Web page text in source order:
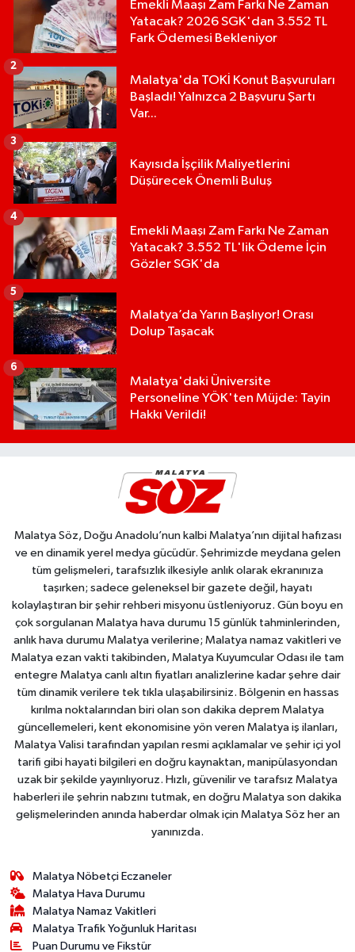
Emekli Maaşı Zam Farkı Ne Zaman
Yatacak? 2026 SGK'dan 3.552 TL
Fark Ödemesi Bekleniyor
Malatya'da TOKİ Konut Başvuruları
Başladı! Yalnızca 2 Başvuru Şartı
Var...
2
Kayısıda İşçilik Maliyetlerini
Düşürecek Önemli Buluş
3
Emekli Maaşı Zam Farkı Ne Zaman
Yatacak? 3.552 TL'lik Ödeme İçin
Gözler SGK'da
4
Malatya’da Yarın Başlıyor! Orası
Dolup Taşacak
5
Malatya'daki Üniversite
Personeline YÖK'ten Müjde: Tayin
Hakkı Verildi!
6
Malatya Söz, Doğu Anadolu’nun kalbi Malatya’nın dijital hafızası
ve en dinamik yerel medya gücüdür. Şehrimizde meydana gelen
tüm gelişmeleri, tarafsızlık ilkesiyle anlık olarak ekranınıza
taşırken; sadece geleneksel bir gazete değil, hayatı
kolaylaştıran bir şehir rehberi misyonu üstleniyoruz. Gün boyu en
çok sorgulanan Malatya hava durumu 15 günlük tahminlerinden,
anlık hava durumu Malatya verilerine; Malatya namaz vakitleri ve
Malatya ezan vakti takibinden, Malatya Kuyumcular Odası ile tam
entegre Malatya canlı altın fiyatları analizlerine kadar şehre dair
tüm dinamik verilere tek tıkla ulaşabilirsiniz. Bölgenin en hassas
kırılma noktalarından biri olan son dakika deprem Malatya
güncellemeleri, kent ekonomisine yön veren Malatya iş ilanları,
Malatya Valisi tarafından yapılan resmi açıklamalar ve şehir içi yol
tarifi gibi hayati bilgileri en doğru kaynaktan, manipülasyondan
uzak bir şekilde yayınlıyoruz. Hızlı, güvenilir ve tarafsız Malatya
haberleri ile şehrin nabzını tutmak, en doğru Malatya son dakika
gelişmelerinden anında haberdar olmak için Malatya Söz her an
yanınızda.
Malatya Nöbetçi Eczaneler
Malatya Hava Durumu
Malatya Namaz Vakitleri
Malatya Trafik Yoğunluk Haritası
Puan Durumu ve Fikstür